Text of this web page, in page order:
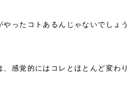
やったコトあるんじゃないでしょう
、感覚的にはコレとほとんど変わり